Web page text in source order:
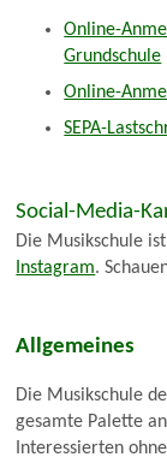
Online-
Grundschule
Online-
SEPA-
Social-Media-
Die Musikschule
Instagram.
Allgemeines
Die Musikschule
gesamte Palette
Interessierten